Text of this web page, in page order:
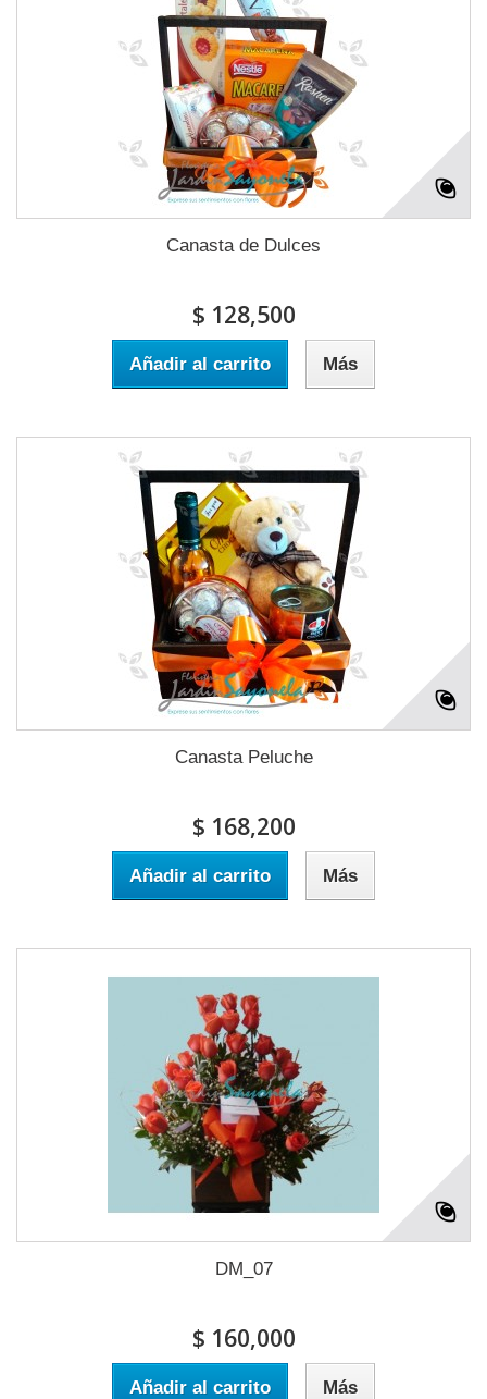
Canasta de Dulces
$ 128,500
Añadir al carrito Más
Canasta Peluche
$ 168,200
Añadir al carrito Más
DM_07
$ 160,000
Añadir al carrito Más